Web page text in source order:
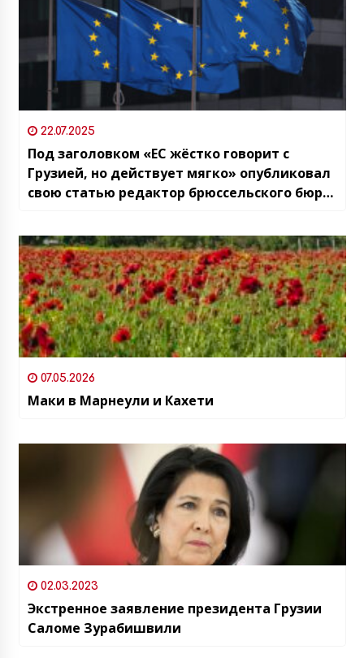
22.07.2025
Под заголовком «ЕС жёстко говорит с
Грузией, но действует мягко» опубликовал
свою статью редактор брюссельского бюро
07.05.2026
Маки в Марнеули и Кахети
02.03.2023
Экстренное заявление президента Грузии
Саломе Зурабишвили